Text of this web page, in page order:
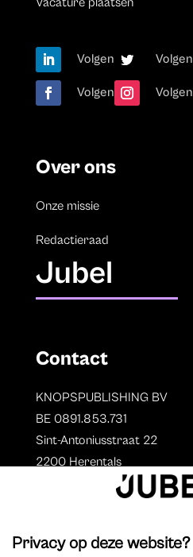
Volgen Volgen
Volgen Volgen
Over ons
Onze missie
Redactieraad
Jubel
Contact
KNOPSPUBLISHING BV
BE 0891.853.731
Sint-Antoniusstraat 22
2200 Herentals
Auteurs